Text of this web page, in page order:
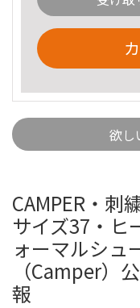
欲し
CAMPER・刺
サイズ37・ヒ
ォーマルシュ
（Camper）
報